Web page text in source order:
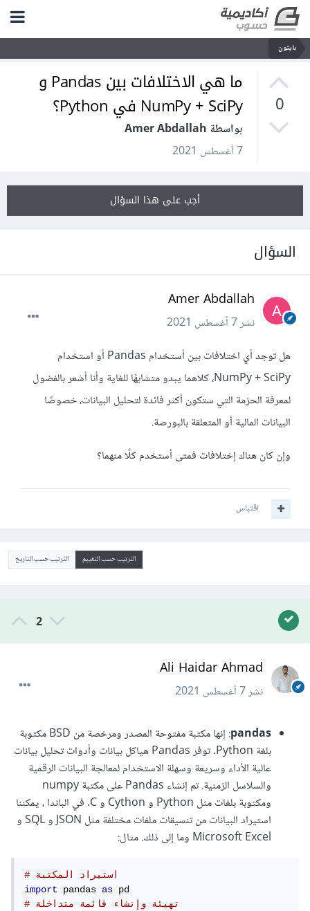
بايثون
0
ما هي الاختلافات بين Pandas و
NumPy + SciPy في Python؟
بواسطة Amer Abdallah
7 أغسطس 2021
أجب على هذا السؤال
السؤال
Amer Abdallah
نشر7 أغسطس 2021
هل توجد أي اختلافات بين أستخدام Pandas أو استخدام
NumPy + SciPy، كلاهما يبدو متشابهًا للغاية وأنا أشعر بالفضول
لمعرفة الحزمة التي ستكون أكثر فائدة لتحليل البيانات، خصوصًا
البيانات المالية أو المتعلقة بالبورصة.
وإن كان هناك إختلافات فمتى أستخدم كلًا منهما؟
اقتباس
الترتيب حسب التقييم الترتيب حسب التاريخ
2
Ali Haidar Ahmad
نشر7 أغسطس 2021
pandas
: إنها مكتبة مفتوحة المصدر ومرخصة من BSD مكتوبة
بلغة Python. توفر Pandas هياكل بيانات وأدوات تحليل بيانات
عالية الأداء وسريعة وسهلة الاستخدام لمعالجة البيانات الرقمية
والسلاسل الزمنية. تم إنشاء Pandas على مكتبة numpy
ومكتوبة بلغات مثل Python و Cython و C. في الباندا ، يمكننا
استيراد البيانات من تنسيقات ملفات مختلفة مثل JSON و SQL و
Microsoft Excel وما إلى ذلك. مثال:
# استيراد المكتبة
import
pandas as
# تهيئة وإنشاء قائمة متداخلة